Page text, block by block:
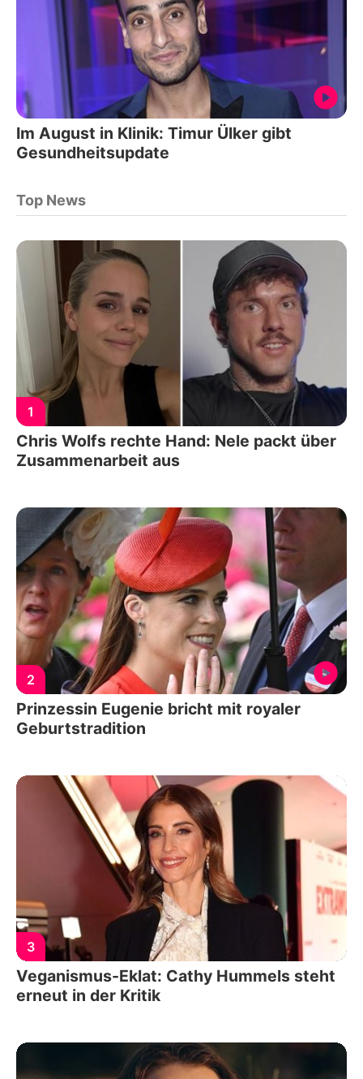
Im August in Klinik: Timur Ülker gibt
Gesundheitsupdate
Top News
1
Chris Wolfs rechte Hand: Nele packt über
Zusammenarbeit aus
2
Prinzessin Eugenie bricht mit royaler
Geburtstradition
3
Veganismus-Eklat: Cathy Hummels steht
erneut in der Kritik